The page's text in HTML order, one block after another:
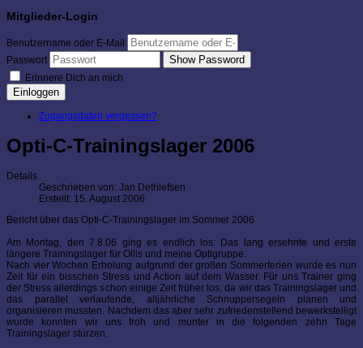
Mitglieder-Login
Benutzername oder E-Mail
Passwort
Show Password
Erinnere Dich an mich
Einloggen
Zugangsdaten vergessen?
Opti-C-Trainingslager 2006
Details
Geschrieben von: Jan Dethlefsen
Erstellt: 15. August 2006
Bericht über das Opti-C-Trainingslager im Sommer 2006
Am Montag, den 7.8.06 ging es endlich los: Das lang ersehnte und erste
längere Trainingslager für Ollis und meine Optigruppe.
Nach vier Wochen Erholung aufgrund der großen Sommerferien wurde es nun
Zeit für ein bisschen Stress und Action auf dem Wasser. Für uns Trainer ging
der Stress allerdings schon einige Zeit früher los, da wir das Trainingslager und
das parallel verlaufende, alljährliche Schnuppersegeln planen und
organisieren mussten. Nachdem das aber sehr zufriedenstellend bewerkstelligt
wurde konnten wir uns froh und munter in die folgenden zehn Tage
Trainingslager stürzen.